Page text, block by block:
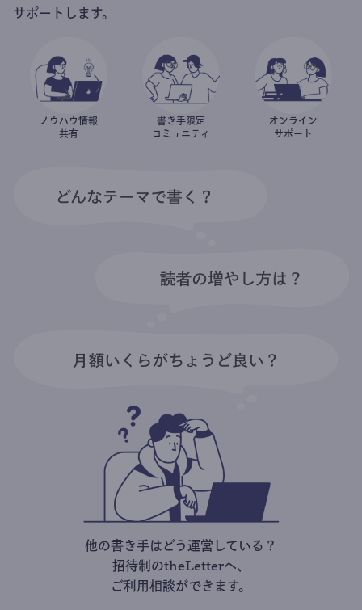
サポートします。
ノウハウ情報
共有
書き手限定
コミュニティ
オンライン
サポート
他の書き手はどう運営している？
招待制のtheLetterへ、
ご利用相談ができます。